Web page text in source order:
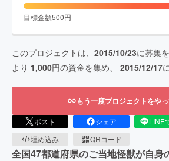
目標金額500円
このプロジェクトは、 2015/10/23に募集
より 1,000円の資金を集め、 2015/12/17
もう一度プロジェクトをや
ポスト シェア LINE
埋め込み
QRコード
全国47都道府県のご当地怪獣が自身